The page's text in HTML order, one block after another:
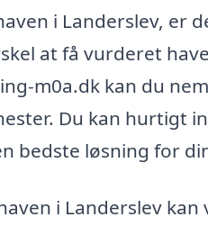
i Landerslev, er
at få vurderet
m0a.dk kan du
Du kan hurtigt
bedste løsning for
i Landerslev